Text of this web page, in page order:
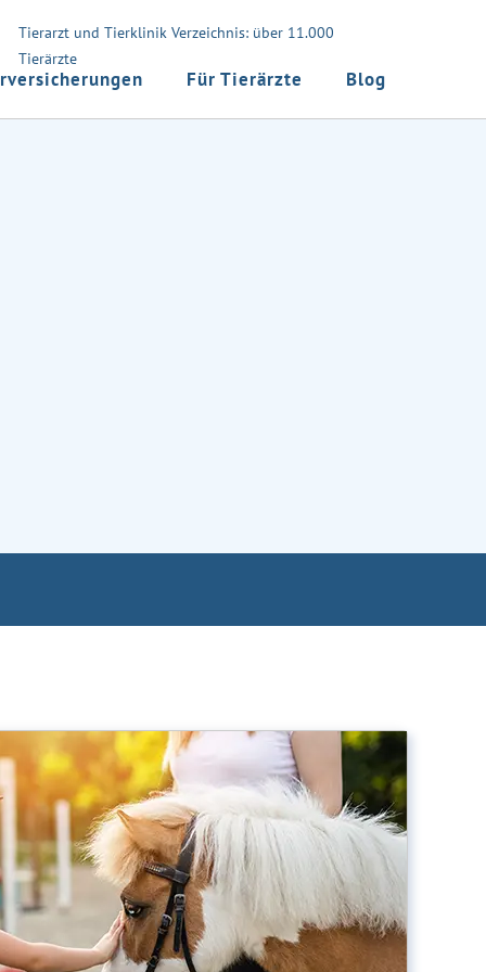
Tierarzt und Tierklinik Verzeichnis: über 11.000
Tierärzte
Für Tierärzte Blog